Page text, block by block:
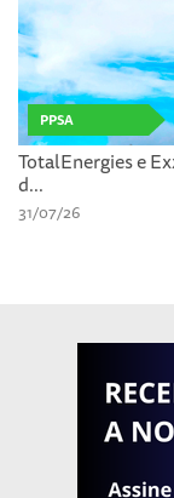
PPSA
TotalEnergies e
d...
31/07/26